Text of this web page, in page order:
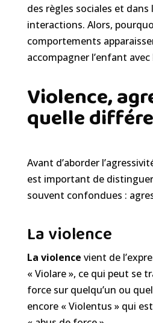
des règles sociales et
interactions. Alors,
comportements
accompagner l’enfant avec
Violence,
quelle
Avant d’aborder
est important de
souvent confondues :
La violence
La violence vient de
« Violare », ce qui peut se
force sur quelqu’un ou
encore « Violentus » qui